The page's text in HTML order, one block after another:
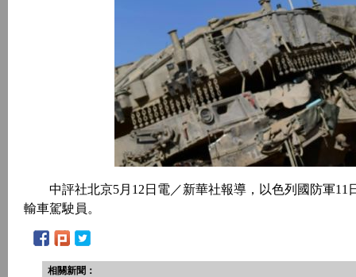
中評社北京5月12日電／新華社報導，以色列國防軍11
輸車駕駛員。
相關新聞：